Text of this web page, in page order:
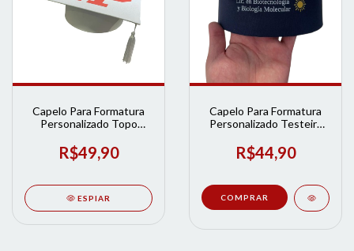
Capelo Para Formatura
Personalizado Topo
Loja de Formatura
R$49,90
ESPIAR
Capelo Para Formatura
Personalizado Testeira
Loja de Formatura
R$44,90
COMPRAR